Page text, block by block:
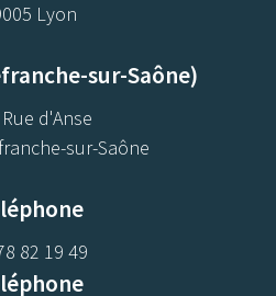
Lyon
sur-Saône)
d'Anse
sur-Saône
82 19 49